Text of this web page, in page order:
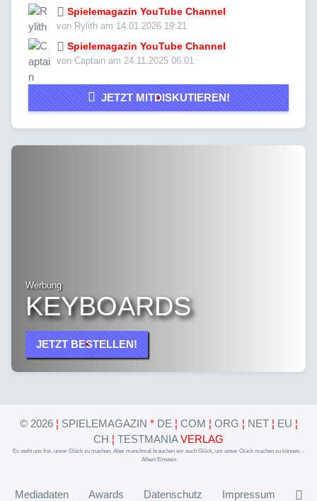
Spielemagazin YouTube Channel
von Rylith am 14.01.2026 19:21
Spielemagazin YouTube Channel
von Captain am 24.11.2025 06:01
JETZT MITDISKUTIEREN!
Werbung
KEYBOARDS
JETZT BESTELLEN!
© 2026 ¦ SPIELEMAGAZIN * DE ¦ COM ¦ ORG ¦ NET ¦ EU ¦
CH ¦ TESTMANIAVERLAG
Es steht uns frei, unser Glück zu machen. Aber manchmal brauchen wir auch Glück, um unser Glück machen zu können. -
Albert Einstein
Mediadaten Awards Datenschutz Impressum